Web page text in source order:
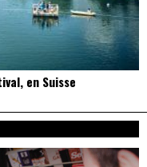
en Suisse